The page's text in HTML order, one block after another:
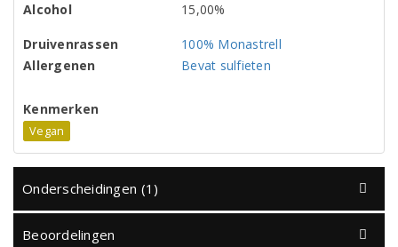
Alcohol
15,00%
Druivenrassen
100% Monastrell
Allergenen
Bevat sulfieten
Kenmerken
Vegan
Onderscheidingen (1)
Beoordelingen